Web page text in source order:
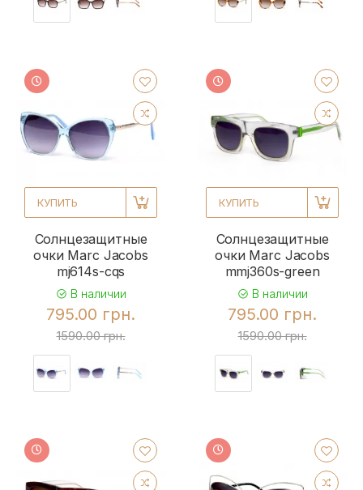
КУПИТЬ
Солнцезащитные
очки Marc Jacobs
mj614s-cqs
В наличии
795.00 грн.
1590.00 грн.
КУПИТЬ
Солнцезащитные
очки Marc Jacobs
mmj360s-green
В наличии
795.00 грн.
1590.00 грн.